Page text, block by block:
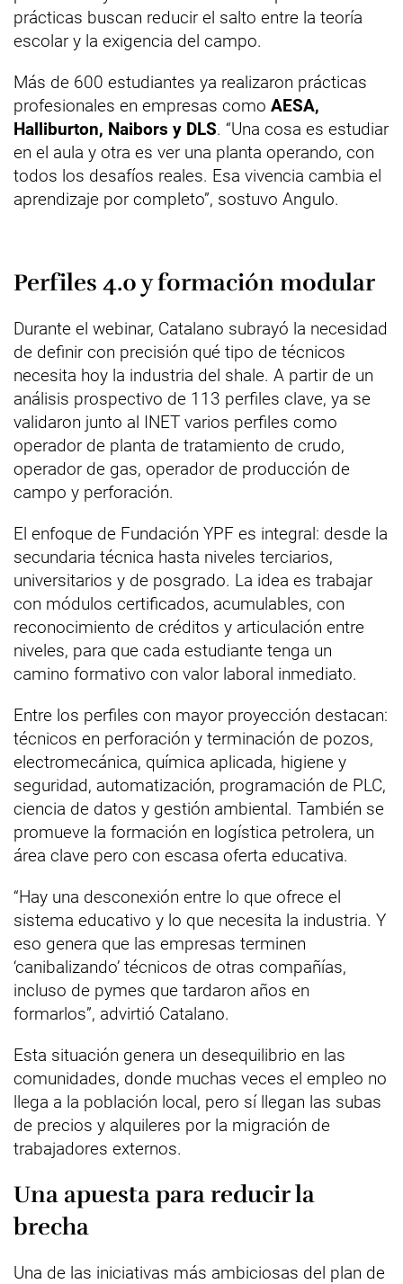
prácticas buscan reducir el salto entre la teoría
escolar y la exigencia del campo.
Más de 600 estudiantes ya realizaron prácticas
profesionales en empresas como AESA,
Halliburton, Naibors y DLS. “Una cosa es estudiar
en el aula y otra es ver una planta operando, con
todos los desafíos reales. Esa vivencia cambia el
aprendizaje por completo”, sostuvo Angulo.
Perfiles 4.0 y formación modular
Durante el webinar, Catalano subrayó la necesidad
de definir con precisión qué tipo de técnicos
necesita hoy la industria del shale. A partir de un
análisis prospectivo de 113 perfiles clave, ya se
validaron junto al INET varios perfiles como
operador de planta de tratamiento de crudo,
operador de gas, operador de producción de
campo y perforación.
El enfoque de Fundación YPF es integral: desde la
secundaria técnica hasta niveles terciarios,
universitarios y de posgrado. La idea es trabajar
con módulos certificados, acumulables, con
reconocimiento de créditos y articulación entre
niveles, para que cada estudiante tenga un
camino formativo con valor laboral inmediato.
Entre los perfiles con mayor proyección destacan:
técnicos en perforación y terminación de pozos,
electromecánica, química aplicada, higiene y
seguridad, automatización, programación de PLC,
ciencia de datos y gestión ambiental. También se
promueve la formación en logística petrolera, un
área clave pero con escasa oferta educativa.
“Hay una desconexión entre lo que ofrece el
sistema educativo y lo que necesita la industria. Y
eso genera que las empresas terminen
‘canibalizando’ técnicos de otras compañías,
incluso de pymes que tardaron años en
formarlos”, advirtió Catalano.
Esta situación genera un desequilibrio en las
comunidades, donde muchas veces el empleo no
llega a la población local, pero sí llegan las subas
de precios y alquileres por la migración de
trabajadores externos.
Una apuesta para reducir la
brecha
Una de las iniciativas más ambiciosas del plan de